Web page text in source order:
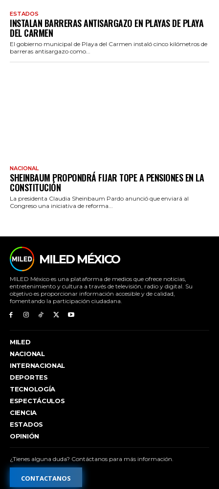
ESTADOS
INSTALAN BARRERAS ANTISARGAZO EN PLAYAS DE PLAYA
DEL CARMEN
El gobierno municipal de Playa del Carmen instaló cinco kilómetros de
barreras antisargazo como...
NACIONAL
SHEINBAUM PROPONDRÁ FIJAR TOPE A PENSIONES EN LA
CONSTITUCIÓN
La presidenta Claudia Sheinbaum Pardo anunció que enviará al
Congreso una iniciativa de reforma...
MILED MÉXICO
MILED México es una plataforma de medios que ofrece noticias,
entretenimiento y cultura a través de televisión, radio y digital. Su
objetivo es proporcionar información accesible y de calidad,
fomentando la participación ciudadana.
MILED
NACIONAL
INTERNACIONAL
DEPORTES
TECNOLOGÍA
ESPECTÁCULOS
CIENCIA
ESTADOS
OPINIÓN
¿Tienes alguna duda? Contáctanos para más información.
CONTACTANOS